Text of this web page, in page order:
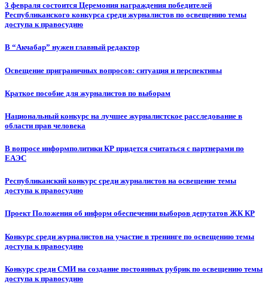
3 февраля состоится Церемония награждения победителей
Республиканского конкурса среди журналистов по освещению темы
доступа к правосудию
В “Акчабар” нужен главный редактор
Освещение приграничных вопросов: ситуация и перспективы
Краткое пособие для журналистов по выборам
Национальный конкурс на лучшее журналистское расследование в
области прав человека
В вопросе информполитики КР придется считаться с партнерами по
ЕАЭС
Республиканский конкурс среди журналистов на освещение темы
доступа к правосудию
Проект Положения об информ обеспечении выборов депутатов ЖК КР
Конкурс среди журналистов на участие в тренинге по освещению темы
доступа к правосудию
Конкурс среди СМИ на создание постоянных рубрик по освещению темы
доступа к правосудию